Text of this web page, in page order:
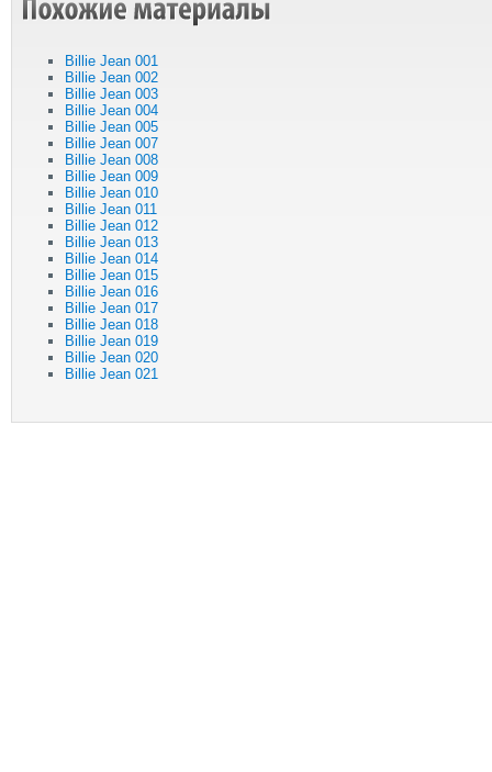
Billie Jean 001
Billie Jean 002
Billie Jean 003
Billie Jean 004
Billie Jean 005
Billie Jean 007
Billie Jean 008
Billie Jean 009
Billie Jean 010
Billie Jean 011
Billie Jean 012
Billie Jean 013
Billie Jean 014
Billie Jean 015
Billie Jean 016
Billie Jean 017
Billie Jean 018
Billie Jean 019
Billie Jean 020
Billie Jean 021